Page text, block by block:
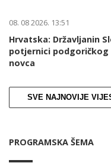
08. 08 2026. 13:51
Hrvatska: Državljanin
potjernici podgoričkog
novca
SVE NAJNOVIJE
PROGRAMSKA ŠEMA